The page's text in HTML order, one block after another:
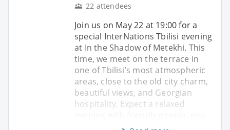
22 attendees
Join us on May 22 at 19:00 for a
special InterNations Tbilisi evening
at In the Shadow of Metekhi. This
time, we meet on the terrace in
one of Tbilisi’s most atmospheric
areas, close to the old city charm,
beautiful views, and Georgian
hospitality. Expect a relaxed